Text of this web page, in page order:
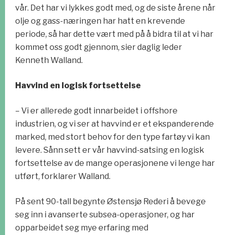
vår. Det har vi lykkes godt med, og de siste årene når
olje og gass-næringen har hatt en krevende
periode, så har dette vært med på å bidra til at vi har
kommet oss godt gjennom, sier daglig leder
Kenneth Walland.
Havvind en logisk fortsettelse
– Vi er allerede godt innarbeidet i offshore
industrien, og vi ser at havvind er et ekspanderende
marked, med stort behov for den type fartøy vi kan
levere. Sånn sett er vår havvind-satsing en logisk
fortsettelse av de mange operasjonene vi lenge har
utført, forklarer Walland.
På sent 90-tall begynte Østensjø Rederi å bevege
seg inn i avanserte subsea-operasjoner, og har
opparbeidet seg mye erfaring med